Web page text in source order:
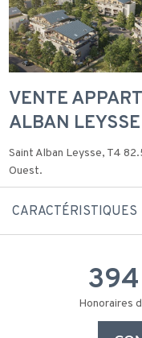
VENTE
ALBAN LEYSSE
Saint Alban Leysse, T4
Ouest.
CARACTÉRISTIQUES
Honoraires